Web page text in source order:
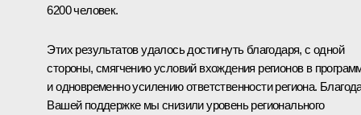
6200 человек.
Этих результатов удалось достигнуть благодаря, с одной
стороны, смягчению условий вхождения регионов в
и одновременно усилению ответственности региона.
Вашей поддержке мы снизили уровень регионального